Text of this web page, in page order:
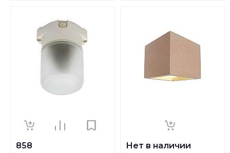
858 Нет в наличии